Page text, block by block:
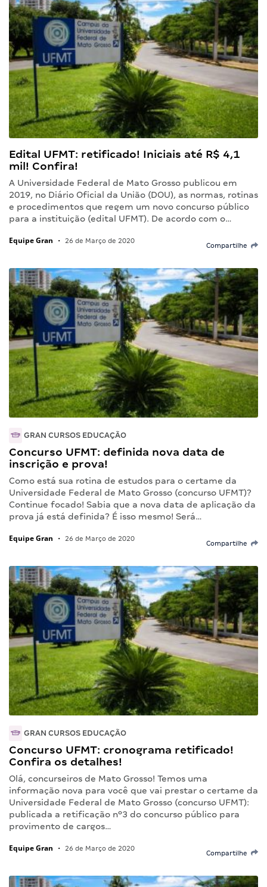
Edital UFMT: retificado! Iniciais até R$ 4,1
mil! Confira!
A Universidade Federal de Mato Grosso publicou em
2019, no Diário Oficial da União (DOU), as normas, rotinas
e procedimentos que regem um novo concurso público
para a instituição (edital UFMT). De acordo com o…
Equipe Gran • 26 de Março de 2020
Compartilhe
GRAN CURSOS EDUCAÇÃO
Concurso UFMT: definida nova data de
inscrição e prova!
Como está sua rotina de estudos para o certame da
Universidade Federal de Mato Grosso (concurso UFMT)?
Continue focado! Sabia que a nova data de aplicação da
prova já está definida? É isso mesmo! Será…
Equipe Gran • 26 de Março de 2020
Compartilhe
GRAN CURSOS EDUCAÇÃO
Concurso UFMT: cronograma retificado!
Confira os detalhes!
Olá, concurseiros de Mato Grosso! Temos uma
informação nova para você que vai prestar o certame da
Universidade Federal de Mato Grosso (concurso UFMT):
publicada a retificação nº3 do concurso público para
provimento de cargos…
Equipe Gran • 26 de Março de 2020
Compartilhe